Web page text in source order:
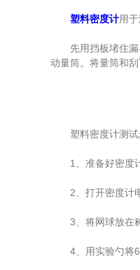
塑料密度计用
先用挡板堵住漏斗
动量筒。将量筒和
塑料密度计测试
1、准备好密度计
2、打开密度计电
3、将网球放在称
4、用实验勺将